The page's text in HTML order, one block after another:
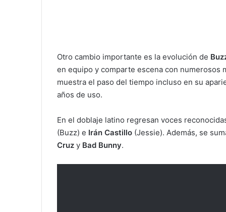
Otro cambio importante es la evolución de
en equipo y comparte escena con numerosos
muestra el paso del tiempo incluso en su
años de uso.
En el doblaje latino regresan voces
(Buzz) e Irán Castillo (Jessie). Además, se
Cruz y Bad Bunny.